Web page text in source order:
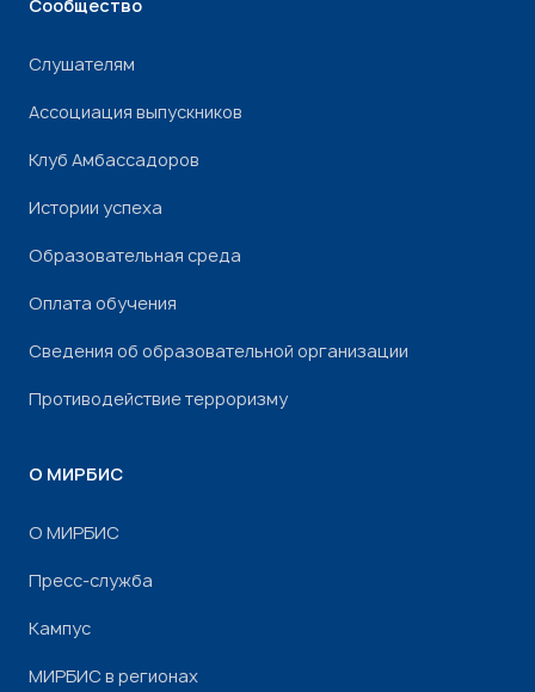
Сообщество
Слушателям
Ассоциация выпускников
Клуб Амбассадоров
Истории успеха
Образовательная среда
Оплата обучения
Сведения об образовательной организации
Противодействие терроризму
О МИРБИС
О МИРБИС
Пресс-служба
Кампус
МИРБИС в регионах